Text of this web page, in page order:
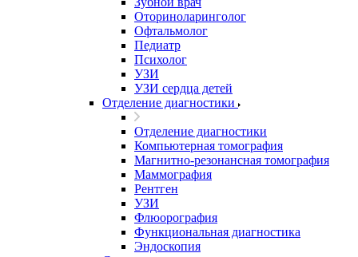
Оториноларинголог
Офтальмолог
Педиатр
Психолог
УЗИ
УЗИ сердца детей
Отделение диагностики
Отделение диагностики
Компьютерная томография
Магнитно-резонансная томография
Маммография
Рентген
УЗИ
Флюорография
Функциональная диагностика
Эндоскопия